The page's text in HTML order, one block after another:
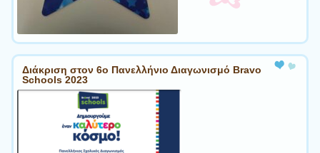
Διάκριση στον 6ο Πανελλήνιο Διαγωνισμό Bravo
Schools 2023